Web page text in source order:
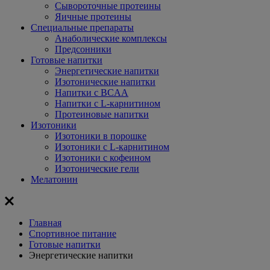
Сывороточные протеины
Яичные протеины
Специальные препараты
Анаболические комплексы
Предсонники
Готовые напитки
Энергетические напитки
Изотонические напитки
Напитки с BCAA
Напитки с L-карнитином
Протеиновые напитки
Изотоники
Изотоники в порошке
Изотоники с L-карнитином
Изотоники с кофеином
Изотонические гели
Мелатонин
Главная
Спортивное питание
Готовые напитки
Энергетические напитки